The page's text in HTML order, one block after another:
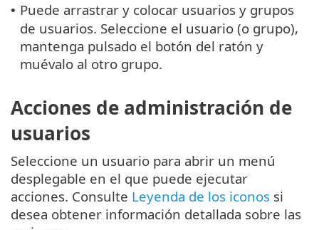
• Puede arrastrar y colocar usuarios y grupos
de usuarios. Seleccione el usuario (o grupo),
mantenga pulsado el botón del ratón y
muévalo al otro grupo.
Acciones de administración de
usuarios
Seleccione un usuario para abrir un menú
desplegable en el que puede ejecutar
acciones. Consulte Leyenda de los iconos si
desea obtener información detallada sobre las